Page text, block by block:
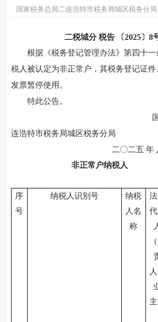
国家税务总局二连浩特市税务局城区税务分局
二税城分 税告 〔2025〕 8
根据《税务登记管理办法》第四十
税人被认定为非正常户，其税务登记证
发票暂停使用。
特此公告。
连浩特市税务局城区税务分局
二〇二五 年
非正常户纳税人
序
号
纳税人识别号
纳税
人名
称
人
主